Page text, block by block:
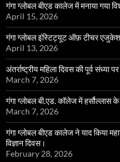
गंगा ग्लोबल बीएड कालेज में मनाया गया
April 15, 2026
गंगा ग्लोबल इंस्टिट्यूट ऑफ़ टीचर एजुकेशन
April 13, 2026
अंतर्राष्ट्रीय महिला दिवस की पूर्व
March 7, 2026
गंगा ग्लोबल बी.एड. कॉलेज में हर्सौल्लास के
March 7, 2026
गंगा ग्लोबल बीएड कालेज ने याद किया
विज्ञान दिवस।
February 28, 2026